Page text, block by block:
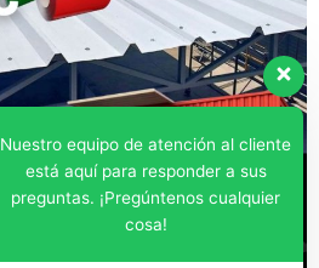
Nuestro equipo de atención al cliente
está aquí para responder a sus
preguntas. ¡Pregúntenos cualquier
cosa!